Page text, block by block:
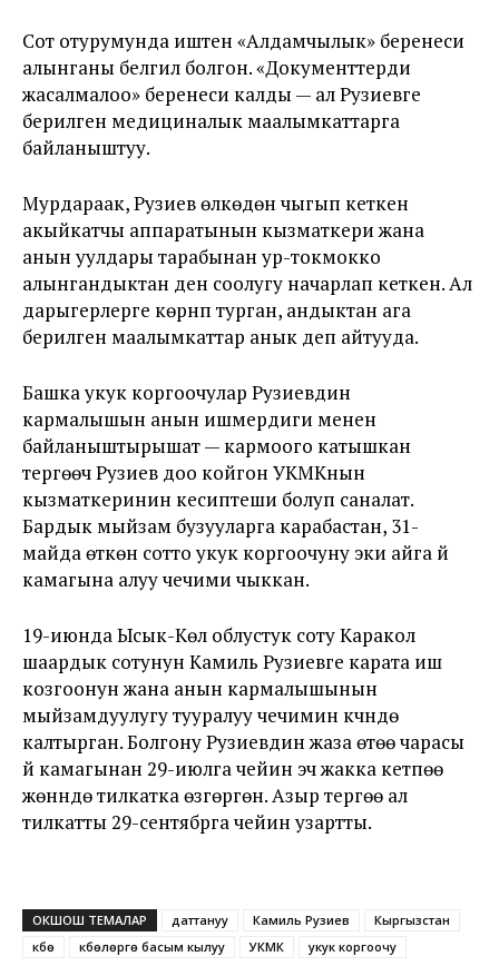
Сот отурумунда иштен «Алдамчылык» беренеси
алынганы белгилүү болгон. «Документтерди
жасалмалоо» беренеси калды — ал Рузиевге
берилген медициналык маалымкаттарга
байланыштуу.
Мурдараак, Рузиев өлкөдөн чыгып кеткен
акыйкатчы аппаратынын кызматкери жана
анын уулдары тарабынан ур-токмокко
алынгандыктан ден соолугу начарлап кеткен. Ал
дарыгерлерге көрүнүп турган, андыктан ага
берилген маалымкаттар анык деп айтууда.
Башка укук коргоочулар Рузиевдин
кармалышын анын ишмердиги менен
байланыштырышат — кармоого катышкан
тергөөчү Рузиев доо койгон УКМКнын
кызматкеринин кесиптеши болуп саналат.
Бардык мыйзам бузууларга карабастан, 31-
майда өткөн сотто укук коргоочуну эки айга үй
камагына алуу чечими чыккан.
19-июнда Ысык-Көл облустук соту Каракол
шаардык сотунун Камиль Рузиевге карата иш
козгоонун жана анын кармалышынын
мыйзамдуулугу тууралуу чечимин күчүндө
калтырган. Болгону Рузиевдин жаза өтөө чарасы
үй камагынан 29-июлга чейин эч жакка кетпөө
жөнүндө тилкатка өзгөргөн. Азыр тергөө ал
тилкатты 29-сентябрга чейин узартты.
ОКШОШ ТЕМАЛАР даттануу Камиль Рузиев
Кыргызстан
күбө
күбөлөргө басым кылуу УКМК укук коргоочу